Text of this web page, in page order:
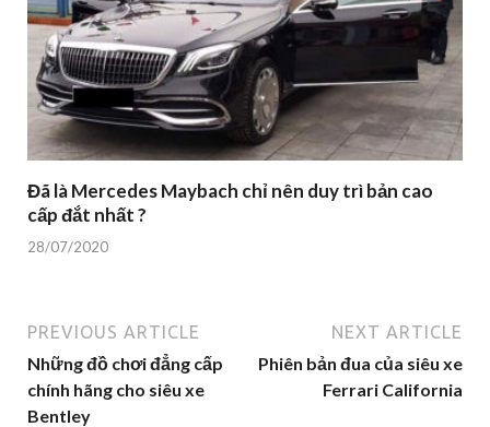
Đã là Mercedes Maybach chỉ nên duy trì bản cao
cấp đắt nhất ?
28/07/2020
PREVIOUS ARTICLE
Những đồ chơi đẳng cấp
chính hãng cho siêu xe
Bentley
NEXT ARTICLE
Phiên bản đua của siêu xe
Ferrari California